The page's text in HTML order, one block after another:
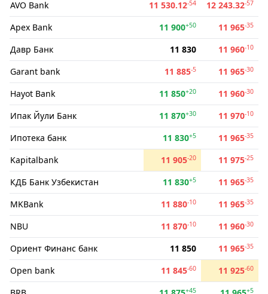
AVO Bank
11 530.12-54 12 243.32-57
Apex Bank 11 900+50 11 965-35
Давр Банк 11 830 11 960-10
Garant bank 11 885-5 11 965-30
Hayot Bank 11 850+20 11 960-30
Ипак Йули Банк 11 870+30 11 970-10
Ипотека банк 11 830+5 11 965-35
Kapitalbank 11 905-20 11 975-25
КДБ Банк Узбекистан 11 830+5 11 965-35
MKBank 11 880-10 11 965-35
NBU 11 870-10 11 960-30
Ориент Финанс банк 11 850 11 965-35
Open bank 11 845-60 11 925-60
+45 +5